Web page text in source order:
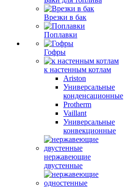
Врезки в бак
Поплавки
Гофры
к настенным котлам
Ariston
Универсальные
конденсационные
Protherm
Vaillant
Универсальные
конвекционные
нержавеющие
двустенные